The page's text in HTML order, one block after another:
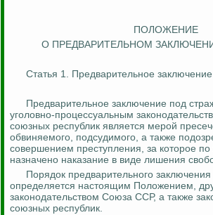
ПОЛОЖЕНИЕ
О ПРЕДВАРИТЕЛЬНОМ
Статья 1. Предварительное заключение
Предварительное заключение под
уголовно-процессуальным
союзных республик является мерой
обвиняемого, подсудимого, а также
совершением преступления, за которое
назначено наказание в виде лишения
Порядок предварительного
определяется настоящим Положением,
законодательством Союза ССР, а также
союзных республик.